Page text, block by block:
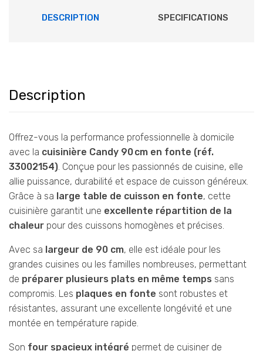
د.م.7.199,00.
DESCRIPTION SPECIFICATIONS
Description
Offrez-vous la performance professionnelle à domicile
avec la cuisinière Candy 90 cm en fonte (réf.
33002154) . Conçue pour les passionnés de cuisine, elle
allie puissance, durabilité et espace de cuisson généreux.
Grâce à sa large table de cuisson en fonte, cette
cuisinière garantit une excellente répartition de la
chaleur pour des cuissons homogènes et précises.
Avec sa largeur de 90 cm, elle est idéale pour les
grandes cuisines ou les familles nombreuses, permettant
de préparer plusieurs plats en même temps sans
compromis. Les plaques en fonte sont robustes et
résistantes, assurant une excellente longévité et une
montée en température rapide.
Son four spacieux intégré permet de cuisiner de